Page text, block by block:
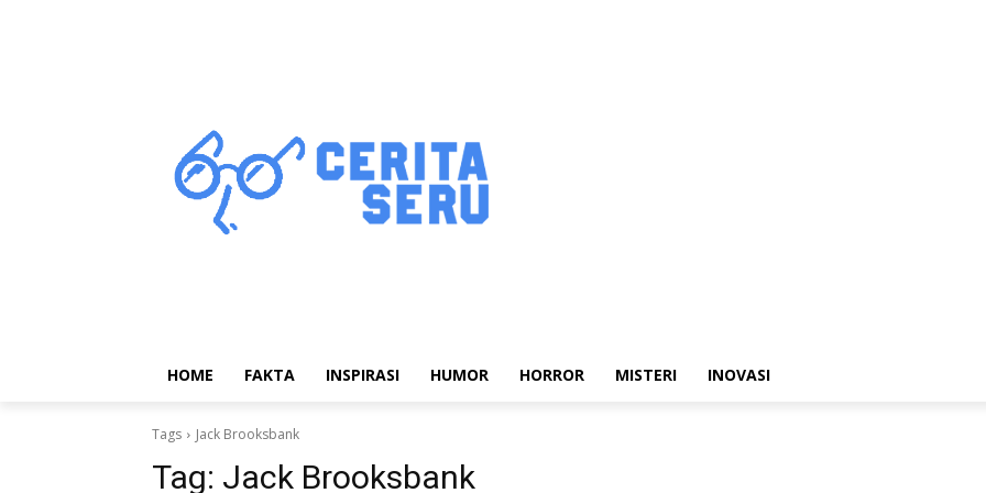
HOME FAKTA INSPIRASI HUMOR HORROR MISTERI INOVASI
Tags Jack Brooksbank
Tag: Jack Brooksbank